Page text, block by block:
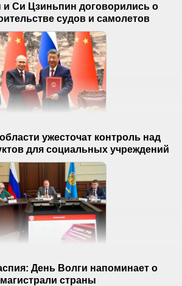
и Си Цзиньпин договорились о
судов и самолетов
ужесточат контроль над
для социальных учреждений
День Волги напоминает о
страны